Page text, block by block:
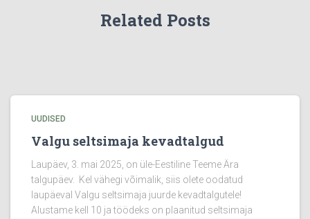
Related Posts
UUDISED
Valgu seltsimaja kevadtalgud
Laupäev, 3. mai 2025, on üle-Eestiline Teeme Ära
talgupäev. Kel vähegi võimalik, siis olete oodatud
laupäeval Valgu seltsimaja juurde kevadtalgutele!
Alustame kell 10 ja töödeks on plaanitud seltsimaja